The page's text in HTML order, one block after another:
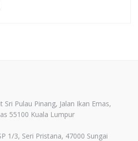
Sri Pulau Pinang, Jalan Ikan Emas,
55100 Kuala Lumpur
1/3, Seri Pristana, 47000 Sungai